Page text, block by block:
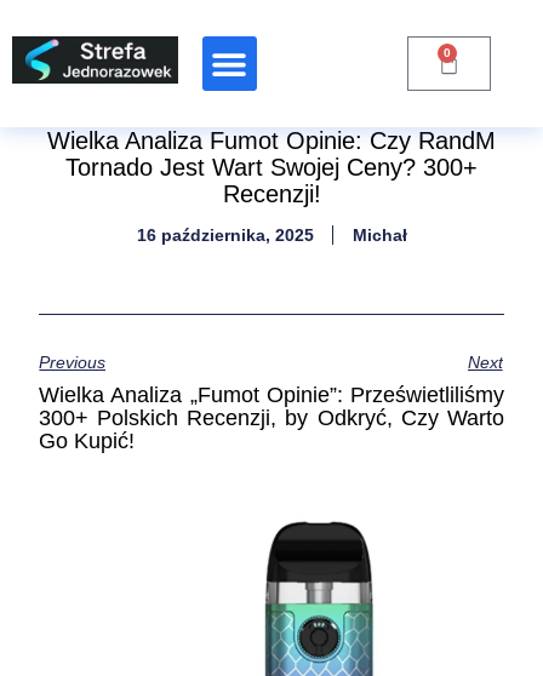
0
Wielka Analiza Fumot Opinie: Czy RandM
Tornado Jest Wart Swojej Ceny? 300+
Recenzji!
16 października, 2025 Michał
Previous Next
Wielka Analiza „Fumot Opinie”: Prześwietliliśmy
300+ Polskich Recenzji, by Odkryć, Czy Warto
Go Kupić!